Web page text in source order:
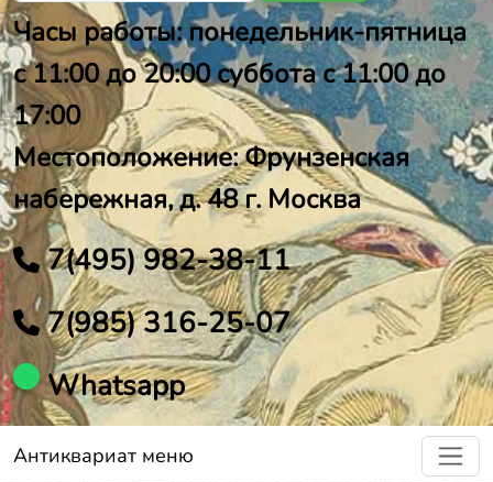
Часы работы: понедельник-пятница
с 11:00 до 20:00 суббота с 11:00 до
17:00
Местоположение: Фрунзенская
набережная, д. 48 г. Москва
7(495) 982-38-11
7(985) 316-25-07
Whatsapp
Антиквариат меню